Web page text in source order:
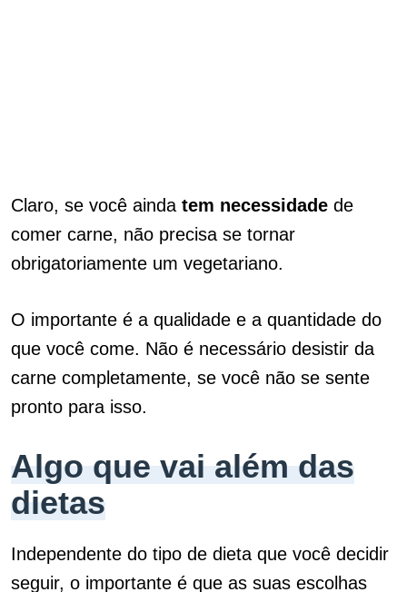
Claro, se você ainda tem necessidade de
comer carne, não precisa se tornar
obrigatoriamente um vegetariano.
O importante é a qualidade e a quantidade do
que você come. Não é necessário desistir da
carne completamente, se você não se sente
pronto para isso.
Algo que vai além das
dietas
Independente do tipo de dieta que você decidir
seguir, o importante é que as suas escolhas